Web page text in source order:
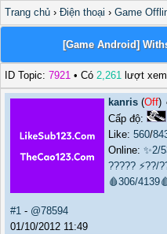
Trang chủ › Điện thoại › Game
[Game Android]
ID Topic: 7921 • Có 2,261 lượt xem
kanris (Off)
Cấp độ:
Like: 560/
Online: ✨2/
????? ⚡??/
🩸306/
#1 - @78594
01/10/2012 11:49